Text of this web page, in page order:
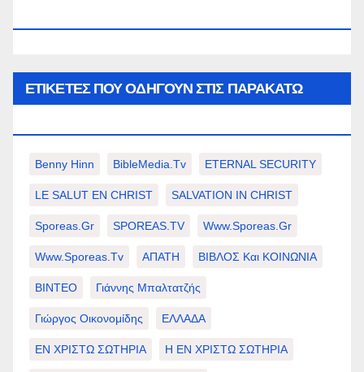
ΕΤΙΚΈΤΕΣ ΠΟΥ ΟΔΗΓΟΎΝ ΣΤΙΣ ΠΑΡΑΚΆΤΩ
Benny Hinn BibleMedia.tv ETERNAL SECURITY
LE SALUT EN CHRIST SALVATION IN CHRIST
Sporeas.gr SPOREAS.TV Www.sporeas.gr
Www.sporeas.tv ΑΠΑΤΗ ΒΙΒΛΟΣ Και ΚΟΙΝΩΝΙΑ
ΒΙΝΤΕΟ Γιάννης Μπαλτατζής
Γιώργος Οικονομίδης ΕΛΛΑΔΑ
ΕΝ ΧΡΙΣΤΩ ΣΩΤΗΡΙΑ Η ΕΝ ΧΡΙΣΤΩ ΣΩΤΗΡΙΑ